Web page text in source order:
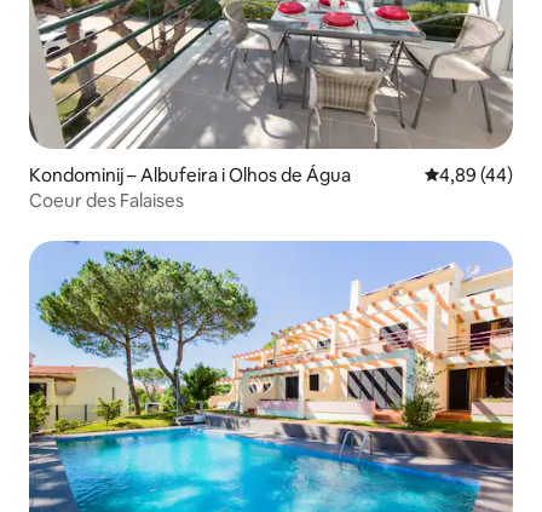
Kondominij – Albufeira i Olhos de Água Prosječna
4,89 (44)
Coeur des Falaises